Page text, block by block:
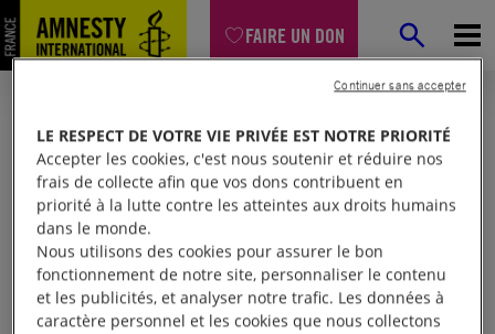
FAIRE UN DON
Mon espace
LE RESPECT DE VOTRE VIE PRIVÉE EST NOTRE PRIORITÉ
Accepter les cookies, c'est nous soutenir et réduire nos
frais de collecte afin que vos dons contribuent en
priorité à la lutte contre les atteintes aux droits humains
dans le monde.
Nous utilisons des cookies pour assurer le bon
fonctionnement de notre site, personnaliser le contenu
et les publicités, et analyser notre trafic. Les données à
caractère personnel et les cookies que nous collectons
Continuer sans accepter